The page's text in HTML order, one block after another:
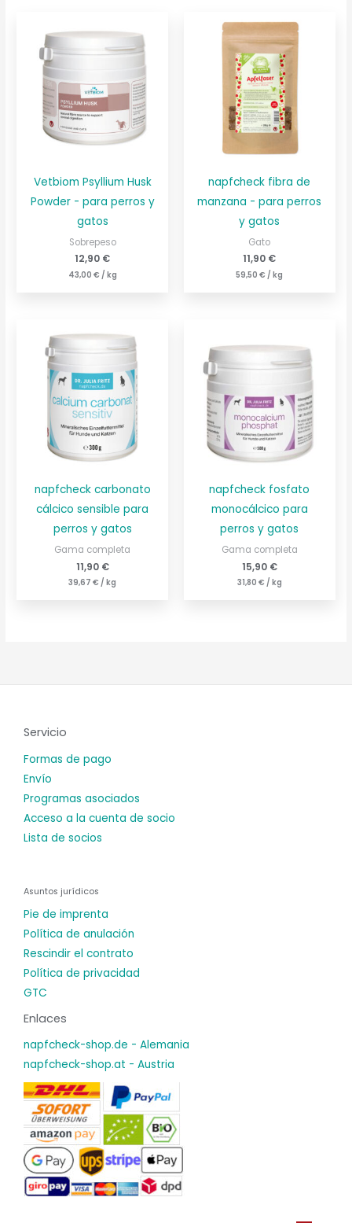
Vetbiom Psyllium Husk
Powder - para perros y
gatos
Sobrepeso
12,90 €
43,00 € / kg
napfcheck fibra de
manzana - para perros
y gatos
Gato
11,90 €
59,50€ /kg
napfcheck carbonato
cálcico sensible para
perros y gatos
Gama completa
11,90 €
39,67€ /kg
napfcheck fosfato
monocálcico para
perros y gatos
Gama completa
15,90 €
31,80 € / kg
Servicio
Formas de pago
Envío
Programas asociados
Acceso a la cuenta de socio
Lista de socios
Asuntos jurídicos
Pie de imprenta
Política de anulación
Rescindir el contrato
Política de privacidad
GTC
Enlaces
napfcheck-shop.de - Alemania
napfcheck-shop.at - Austria